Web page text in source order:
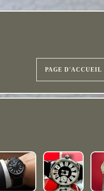
PAGE D'ACCUEIL